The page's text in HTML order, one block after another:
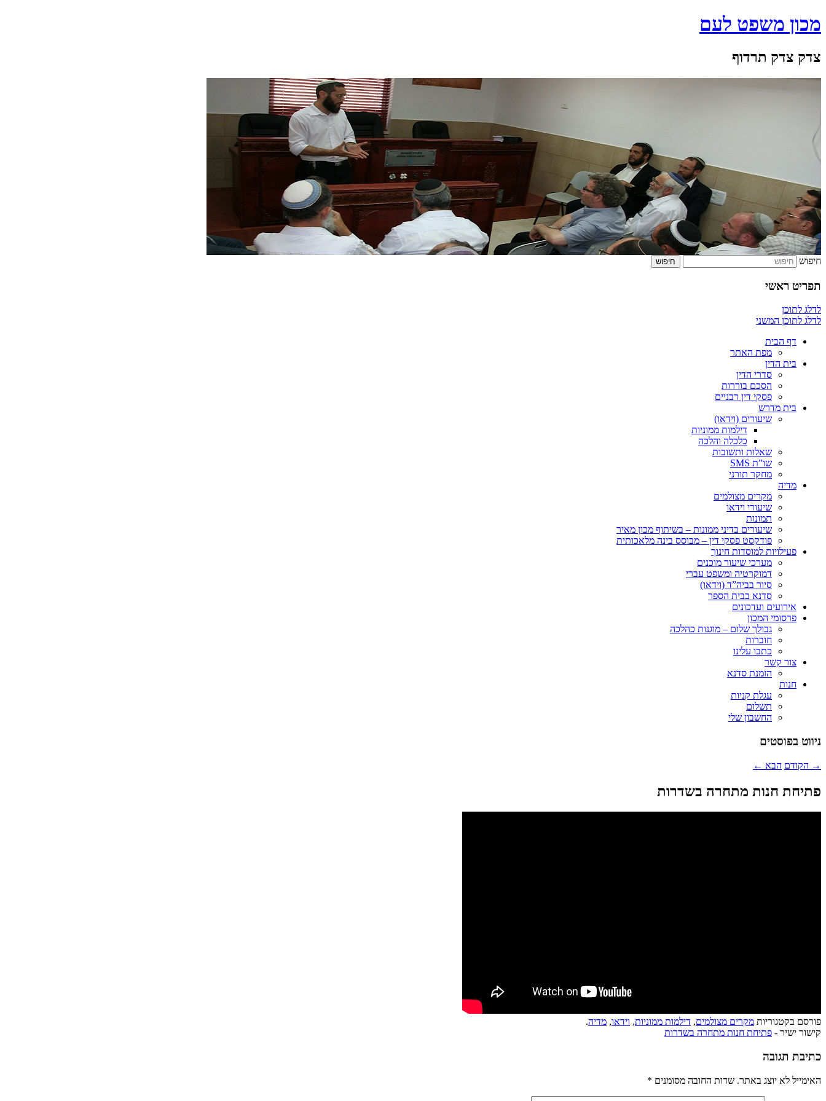
מכון משפט לעם
צדק צדק תרדוף
חיפוש
תפריט ראשי
לדלג לתוכן
לדלג לתוכן המשני
דף הבית
מפת האתר
בית הדין
סדרי הדין
הסכם בוררות
פסקי דין רבניים
בית מדרש
שיעורים (וידאו)
דילמות ממוניות
כלכלה והלכה
שאלות ותשובות
שו”ת SMS
מחקר תורני
מדיה
מקרים מצולמים
שיעורי וידאו
תמונות
שיעורים בדיני ממונות – בשיתוף מכון מאיר
פודקסט פסקי דין – מבוסס בינה מלאכותית
פעילויות למוסדות חינוך
מערכי שיעור מוכנים
דמוקרטיה ומשפט עברי
סיור בביה”ד (וידאו)
סדנא בבית הספר
אירועים ועדכונים
פרסומי המכון
גבולך שלום – מוגנות כהלכה
חוברות
כתבו עלינו
צור קשר
הזמנת סדנא
חנות
עגלת קניות
תשלום
החשבון שלי
ניווט בפוסטים
→ הקודם הבא ←
פתיחת חנות מתחרה בשדרות
פורסם בקטגוריות מקרים מצולמים, דילמות ממוניות, וידאו, מדיה.
קישור ישיר - פתיחת חנות מתחרה בשדרות
כתיבת תגובה
האימייל לא יוצג באתר. שדות החובה מסומנים *